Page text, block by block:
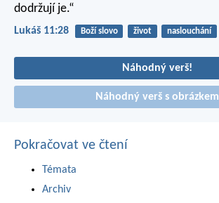
dodržují je.“
Lukáš 11:28 Boží slovo život naslouchání
Náhodný verš!
Náhodný verš s obrázkem
Pokračovat ve čtení
Témata
Archiv